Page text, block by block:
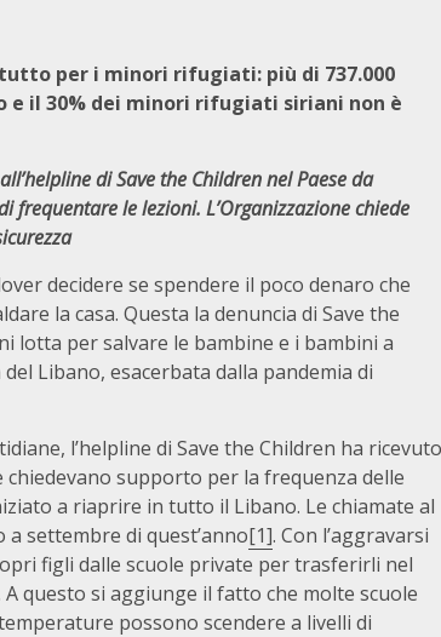
per i minori rifugiati: più di 737.000
e il 30% dei minori rifugiati siriani non è
di Save the Children nel Paese da
frequentare le lezioni. L’Organizzazione chiede
decidere se spendere il poco denaro che
la casa. Questa la denuncia di Save the
lotta per salvare le bambine e i bambini a
Libano, esacerbata dalla pandemia di
l’helpline di Save the Children ha ricevuto
supporto per la frequenza delle
a riaprire in tutto il Libano. Le chiamate al
settembre di quest’anno[1]. Con l’aggravarsi
figli dalle scuole private per trasferirli nel
questo si aggiunge il fatto che molte scuole
possono scendere a livelli di